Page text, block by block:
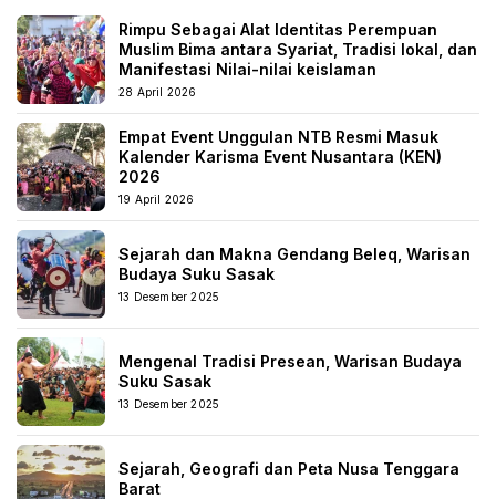
Rimpu Sebagai Alat Identitas Perempuan
Muslim Bima antara Syariat, Tradisi lokal, dan
Manifestasi Nilai-nilai keislaman
28 April 2026
Empat Event Unggulan NTB Resmi Masuk
Kalender Karisma Event Nusantara (KEN)
2026
19 April 2026
Sejarah dan Makna Gendang Beleq, Warisan
Budaya Suku Sasak
13 Desember 2025
Mengenal Tradisi Presean, Warisan Budaya
Suku Sasak
13 Desember 2025
Sejarah, Geografi dan Peta Nusa Tenggara
Barat